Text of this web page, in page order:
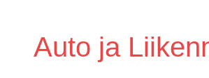
Auto ja